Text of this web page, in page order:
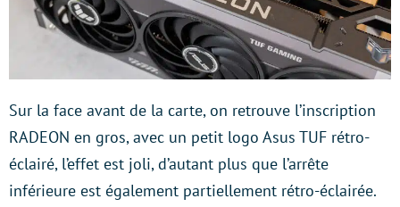
Sur la face avant de la carte, on retrouve l’inscription
RADEON en gros, avec un petit logo Asus TUF rétro-
éclairé, l’effet est joli, d’autant plus que l’arrête
inférieure est également partiellement rétro-éclairée.